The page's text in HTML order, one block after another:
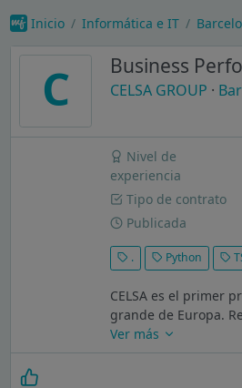
Inicio Informática e IT
C Business
CELSA GROUP ·
Nivel de
experiencia
Tipo de contrato
Publicada
. Python
CELSA es el primer
grande de Europa.
Ver más